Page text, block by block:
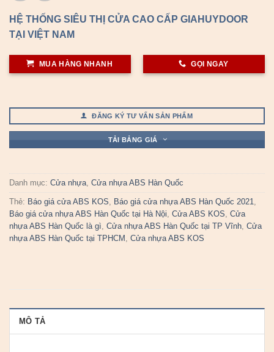
HỆ THỐNG SIÊU THỊ CỬA CAO CẤP GIAHUYDOOR
TẠI VIỆT NAM
MUA HÀNG NHANH GỌI NGAY
ĐĂNG KÝ TƯ VẤN SẢN PHẨM
TẢI BẢNG GIÁ
Danh mục: Cửa nhựa, Cửa nhựa ABS Hàn Quốc
Thẻ: Báo giá cửa ABS KOS, Báo giá cửa nhựa ABS Hàn Quốc 2021,
Báo giá cửa nhựa ABS Hàn Quốc tại Hà Nội, Cửa ABS KOS, Cửa
nhựa ABS Hàn Quốc là gì, Cửa nhựa ABS Hàn Quốc tại TP Vĩnh, Cửa
nhựa ABS Hàn Quốc tại TPHCM , Cửa nhựa ABS KOS
MÔ TẢ